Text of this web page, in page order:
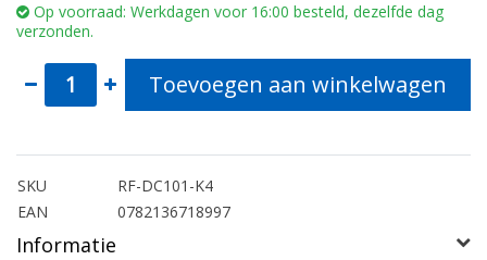
Op voorraad: Werkdagen voor 16:00 besteld, dezelfde dag
verzonden.
Toevoegen aan winkelwagen
SKU
RF-DC101-K4
EAN
0782136718997
Informatie